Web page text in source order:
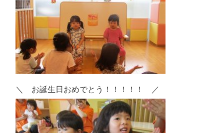
＼ お誕生日おめでとう！！！！！ ／